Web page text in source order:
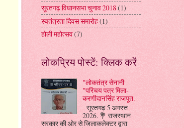
सूरतगढ़ विधानसभा चुनाव 2018 (1)
स्वतंत्रता दिवस समारोह(1)
होली महोत्सव(7)
लोकप्रिय पोस्टें: क्लिक करें
"लोकतंत्र सेनानी
"परिचय पत्र मिला-
करणीदानसिंह राजपूत.
सूरतगढ़ 5 अगस्त
2026. 💐 राजस्थान
सरकार की ओर से जिलाकलेक्टर द्वारा